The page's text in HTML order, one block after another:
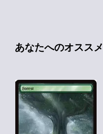
あなたへのオススメ